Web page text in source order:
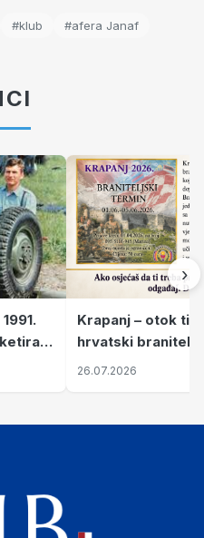
#klub #afera Janaf
Krapanj – otok
hrvatski branitelji
pronalaze mir
26.07.2026
›